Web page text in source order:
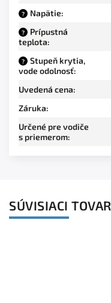
? Napätie:
?
Prípustná
teplota:
?
Stupeň krytia,
vode odolnosť:
Uvedená cena:
Záruka:
Určené pre vodiče
s priemerom:
SÚVISIACI TOVAR